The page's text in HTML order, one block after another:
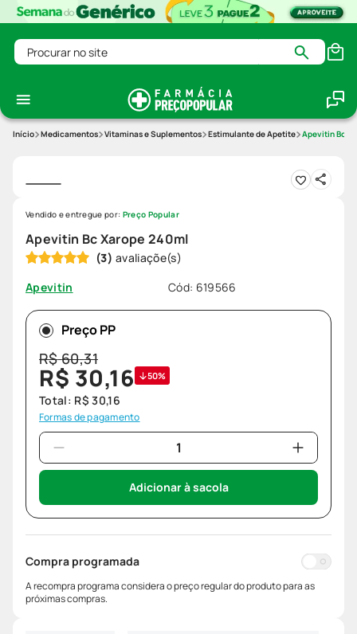
Procurar no site
Medicamentos Vitaminas e Suplementos Estimulante de Apetite Apevitin Bc
Apevitin Bc Xarope 240ml
(3)
Apevitin
Cód: 619566
Vendido e entregue por: Preço Popular
Preço PP
R$60,31
R$ 30,16 50%
Total: R$ 30,16
Formas de pagamento
Adicionar à sacola
Compra programada
A recompra programa considera o preço regular do produto para as
próximas compras.